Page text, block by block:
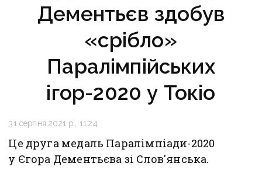
Дементьєв здобув
«срібло»
Паралімпійських
ігор-2020 у Токіо
31 серпня 2021 р., 11:24
Це друга медаль Паралімпіади-2020
у Єгора Дементьєва зі Слов'янська.